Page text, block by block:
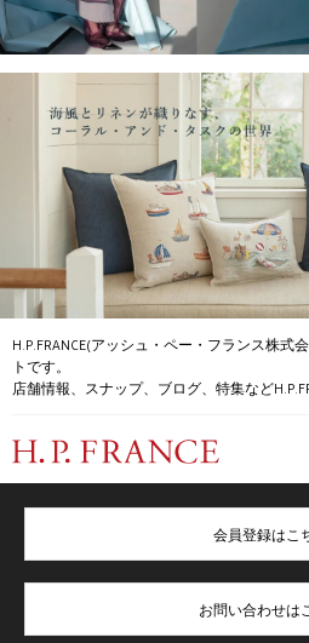
H.P.FRANCE(アッシュ・ペー・フランス株式
トです。
店舗情報、スナップ、ブログ、特集など
会員登録はこ
お問い合わせは